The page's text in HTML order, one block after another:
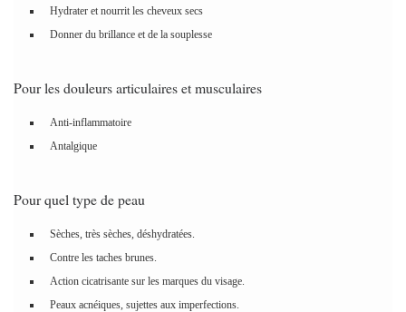
Hydrater et nourrit les cheveux secs
Donner du brillance et de la souplesse
Pour les douleurs articulaires et musculaires
Anti-inflammatoire
Antalgique
Pour quel type de peau
Sèches, très sèches, déshydratées.
Contre les taches brunes.
Action cicatrisante sur les marques du visage.
Peaux acnéiques, sujettes aux imperfections.